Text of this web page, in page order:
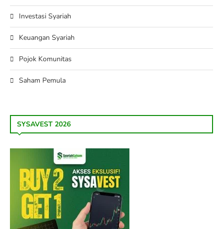
Investasi Syariah
Keuangan Syariah
Pojok Komunitas
Saham Pemula
SYSAVEST 2026